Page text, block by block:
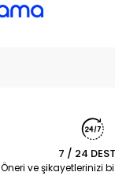
7 / 24
Öneri ve şikayetlerinizi